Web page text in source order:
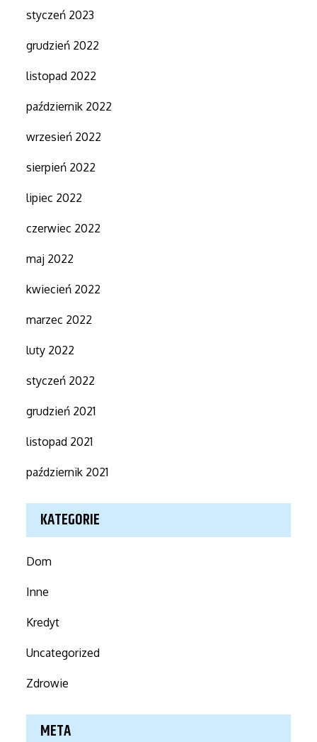
styczeń 2023
grudzień 2022
listopad 2022
październik 2022
wrzesień 2022
sierpień 2022
lipiec 2022
czerwiec 2022
maj 2022
kwiecień 2022
marzec 2022
luty 2022
styczeń 2022
grudzień 2021
listopad 2021
październik 2021
KATEGORIE
Dom
Inne
Kredyt
Uncategorized
Zdrowie
META